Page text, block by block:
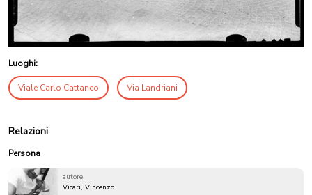
Luoghi:
Viale Carlo Cattaneo Via Landriani
Relazioni
Persona
autore
Vicari, Vincenzo